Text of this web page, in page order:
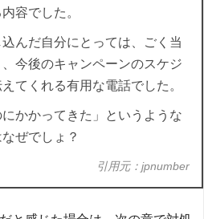
容でした。
んだ自分にとっては、ごく当
今後のキャンペーンのスケジ
てくれる有用な電話でした。
にかかってきた」というような
ぜでしょ？
引用元：jpnumber